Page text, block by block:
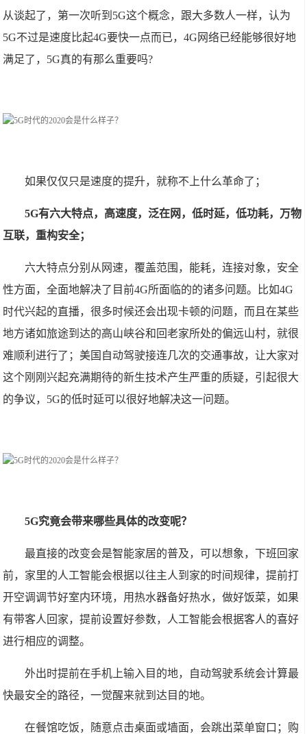
从谈起了，第一次听到5G这个概念，跟大多数人一样，认为
5G不过是速度比起4G要快一点而已，4G网络已经能够很好地
满足了，5G真的有那么重要吗?
如果仅仅只是速度的提升，就称不上什么革命了；
5G有六大特点，高速度，泛在网，低时延，低功耗，万物
互联，重构安全；
六大特点分别从网速，覆盖范围，能耗，连接对象，安全
性方面，全面地解决了目前4G所面临的的诸多问题。比如4G
时代兴起的直播，很多时候还会出现卡顿的问题，而且在某些
地方诸如旅途到达的高山峡谷和回老家所处的偏远山村，就很
难顺利进行了；美国自动驾驶接连几次的交通事故，让大家对
这个刚刚兴起充满期待的新生技术产生严重的质疑，引起很大
的争议，5G的低时延可以很好地解决这一问题。
5G究竟会带来哪些具体的改变呢？
最直接的改变会是智能家居的普及，可以想象，下班回家
前，家里的人工智能会根据以往主人到家的时间规律，提前打
开空调调节好室内环境，用热水器备好热水，做好饭菜，如果
有带客人回家，提前设置好参数，人工智能会根据客人的喜好
进行相应的调整。
外出时提前在手机上输入目的地，自动驾驶系统会计算最
快最安全的路径，一觉醒来就到达目的地。
在餐馆吃饭，随意点击桌面或墙面，会跳出菜单窗口；购